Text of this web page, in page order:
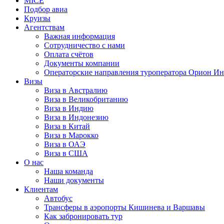
Подбор авиа
Круизы
Агентствам
Важная информация
Сотрудничество с нами
Оплата счётов
Документы компании
Операторские направления туроператора Орион
Визы
Виза в Австралию
Виза в Великобританию
Виза в Индию
Виза в Индонезию
Виза в Китай
Виза в Марокко
Виза в ОАЭ
Виза в США
О нас
Наша команда
Наши документы
Клиентам
Автобус
Трансферы в аэропорты Кишинева и Варшавы
Как забронировать тур